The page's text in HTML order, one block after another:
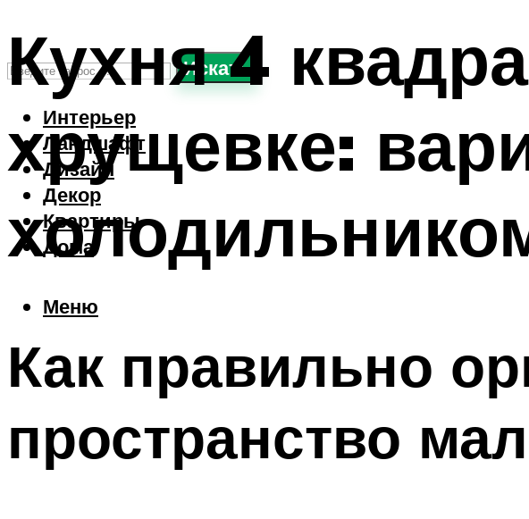
Искать
Интерьер
Ландшафт
Дизайн
Декор
Квартиры
Дома
Меню
Кухня 4
хрущевке:
Как правильно
пространство